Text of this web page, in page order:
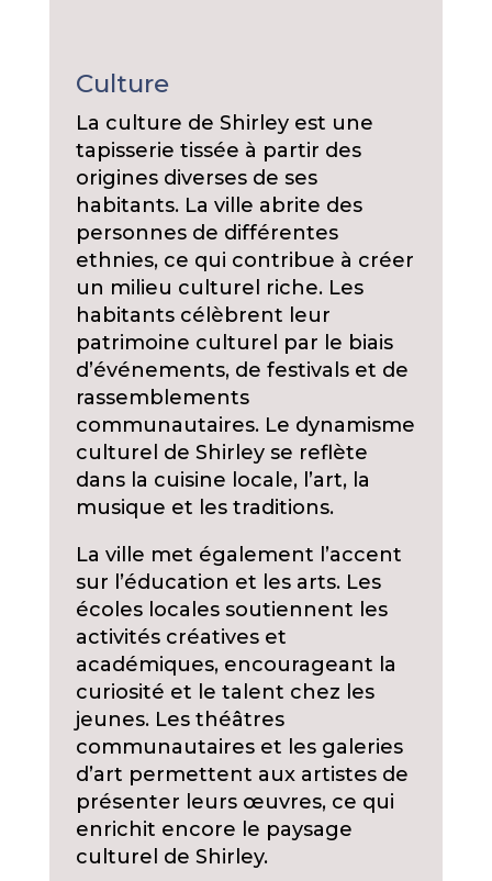
Culture
La culture de Shirley est une
tapisserie tissée à partir des
origines diverses de ses
habitants. La ville abrite des
personnes de différentes
ethnies, ce qui contribue à créer
un milieu culturel riche. Les
habitants célèbrent leur
patrimoine culturel par le biais
d’événements, de festivals et de
rassemblements
communautaires. Le dynamisme
culturel de Shirley se reflète
dans la cuisine locale, l’art, la
musique et les traditions.
La ville met également l’accent
sur l’éducation et les arts. Les
écoles locales soutiennent les
activités créatives et
académiques, encourageant la
curiosité et le talent chez les
jeunes. Les théâtres
communautaires et les galeries
d’art permettent aux artistes de
présenter leurs œuvres, ce qui
enrichit encore le paysage
culturel de Shirley.